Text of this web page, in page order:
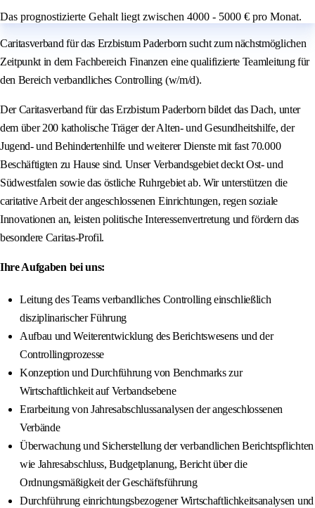
Das prognostizierte Gehalt liegt zwischen 4000 - 5000 € pro Monat.
Caritasverband für das Erzbistum Paderborn sucht zum nächstmöglichen
Zeitpunkt in dem Fachbereich Finanzen eine qualifizierte Teamleitung für
den Bereich verbandliches Controlling (w/m/d).
Der Caritasverband für das Erzbistum Paderborn bildet das Dach, unter
dem über 200 katholische Träger der Alten- und Gesundheitshilfe, der
Jugend- und Behindertenhilfe und weiterer Dienste mit fast 70.000
Beschäftigten zu Hause sind. Unser Verbandsgebiet deckt Ost- und
Südwestfalen sowie das östliche Ruhrgebiet ab. Wir unterstützen die
caritative Arbeit der angeschlossenen Einrichtungen, regen soziale
Innovationen an, leisten politische Interessenvertretung und fördern das
besondere Caritas-Profil.
Ihre Aufgaben bei uns:
Leitung des Teams verbandliches Controlling einschließlich
disziplinarischer Führung
Aufbau und Weiterentwicklung des Berichtswesens und der
Controllingprozesse
Konzeption und Durchführung von Benchmarks zur
Wirtschaftlichkeit auf Verbandsebene
Erarbeitung von Jahresabschlussanalysen der angeschlossenen
Verbände
Überwachung und Sicherstellung der verbandlichen Berichtspflichten
wie Jahresabschluss, Budgetplanung, Bericht über die
Ordnungsmäßigkeit der Geschäftsführung
Durchführung einrichtungsbezogener Wirtschaftlichkeitsanalysen und